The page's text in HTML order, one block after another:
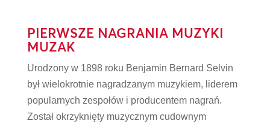
PIERWSZE NAGRANIA MUZYKI
MUZAK
Urodzony w 1898 roku Benjamin Bernard Selvin
był wielokrotnie nagradzanym muzykiem, liderem
popularnych zespołów i producentem nagrań.
Został okrzyknięty muzycznym cudownym